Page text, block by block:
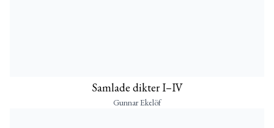
Samlade dikter I–IV
Gunnar Ekelöf